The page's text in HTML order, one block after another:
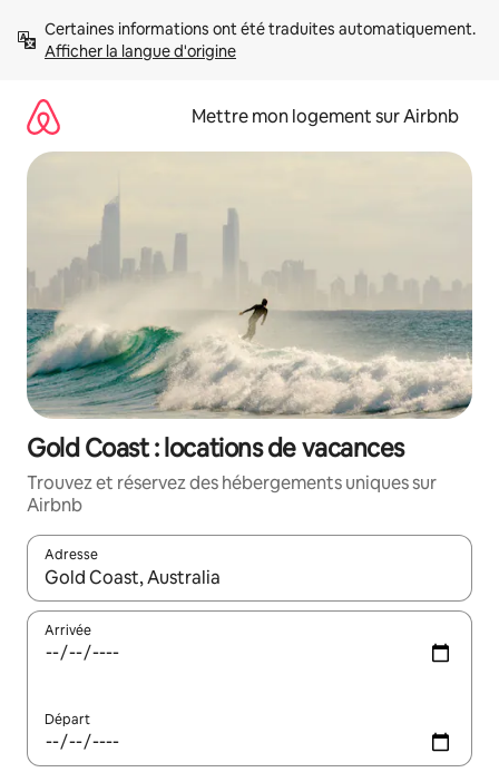
directement
Afficher la langue d'origine
Mettre mon logement sur Airbnb
Gold Coast : locations de vacances
Trouvez et réservez des hébergements uniques sur
Airbnb
Adresse
Lorsque les résultats s'affichent, utilisez les flèches vers le
Arrivée
Départ